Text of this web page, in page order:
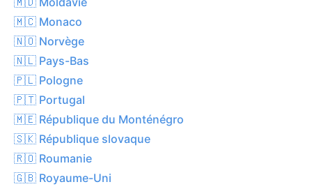
🇲🇨 Monaco
🇳🇴 Norvège
🇳🇱 Pays-Bas
🇵🇱 Pologne
🇵🇹 Portugal
🇲🇪 République du Monténégro
🇸🇰 République slovaque
🇷🇴 Roumanie
🇬🇧 Royaume-Uni